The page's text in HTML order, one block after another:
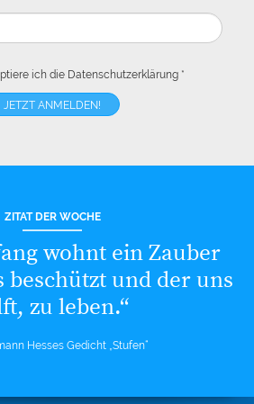
ich die Datenschutzerklärung*
ZITAT DER WOCHE
wohnt ein Zauber
beschützt und der uns
zu leben.“
Hesses Gedicht „Stufen“